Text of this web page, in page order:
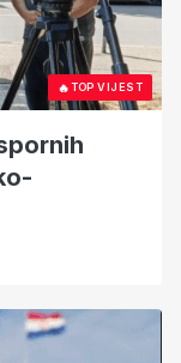
🔥TOP VIJEST